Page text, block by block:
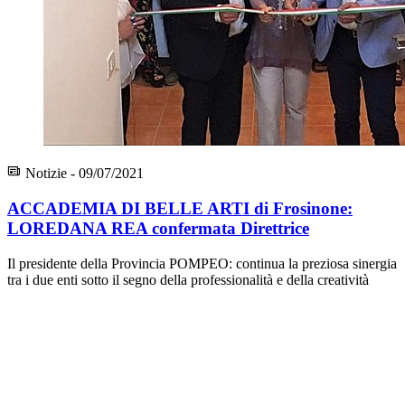
Notizie - 09/07/2021
ACCADEMIA DI BELLE ARTI di Frosinone:
LOREDANA REA confermata Direttrice
Il presidente della Provincia POMPEO: continua la preziosa sinergia
tra i due enti sotto il segno della professionalità e della creatività